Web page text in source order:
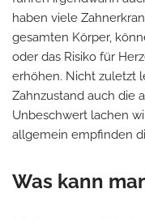
haben viele
gesamten Körper,
oder das Risiko für
erhöhen. Nicht zuletzt
Zahnzustand auch die
Unbeschwert lachen
allgemein empfinden
Was kann